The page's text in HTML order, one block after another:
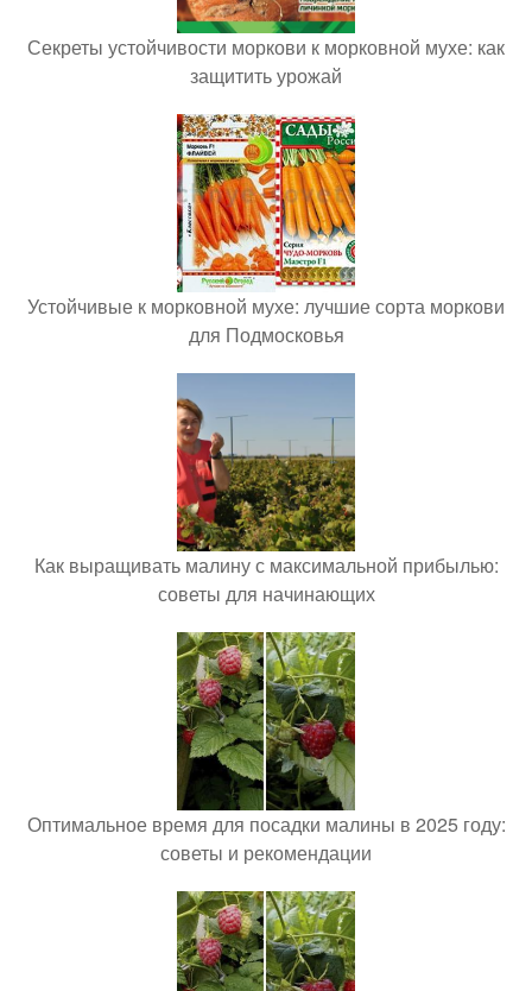
Секреты устойчивости моркови к морковной мухе: как
защитить урожай
Устойчивые к морковной мухе: лучшие сорта моркови
для Подмосковья
Как выращивать малину с максимальной прибылью:
советы для начинающих
Оптимальное время для посадки малины в 2025 году:
советы и рекомендации